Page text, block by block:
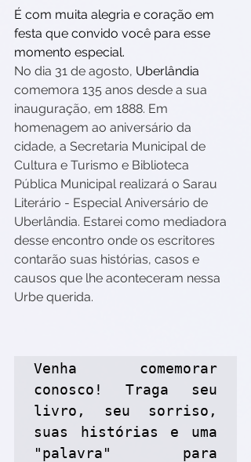
É com muita alegria e coração em
festa que convido você para esse
momento especial.
No dia 31 de agosto, Uberlândia
comemora 135 anos desde a sua
inauguração, em 1888. Em
homenagem ao aniversário da
cidade, a Secretaria Municipal de
Cultura e Turismo e Biblioteca
Pública Municipal realizará o Sarau
Literário - Especial Aniversário de
Uberlândia. Estarei como mediadora
desse encontro onde os escritores
contarão suas histórias, casos e
causos que lhe aconteceram nessa
Urbe querida.
Venha comemorar
conosco! Traga seu
livro, seu sorriso,
suas histórias e uma
"palavra" para